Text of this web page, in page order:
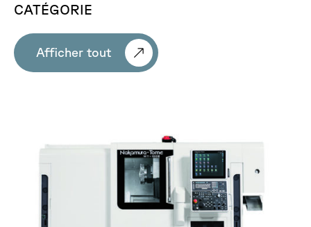
CATÉGORIE
Afficher tout